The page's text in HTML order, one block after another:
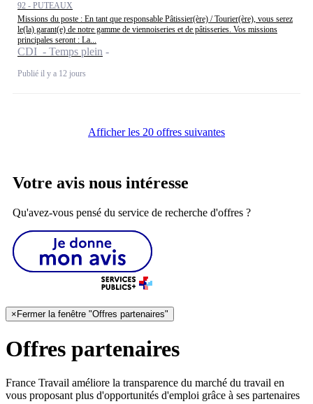
92 - PUTEAUX
Missions du poste : En tant que responsable Pâtissier(ère) / Tourier(ère), vous serez
le(la) garant(e) de notre gamme de viennoiseries et de pâtisseries. Vos missions
principales seront : La...
CDI - Temps plein
Publié il y a 12 jours
Afficher les 20 offres suivantes
Votre avis nous intéresse
Qu'avez-vous pensé du service de recherche d'offres ?
×Fermer la fenêtre "Offres partenaires"
Offres partenaires
France Travail améliore la transparence du marché du travail en
vous proposant plus d'opportunités d'emploi grâce à ses partenaires